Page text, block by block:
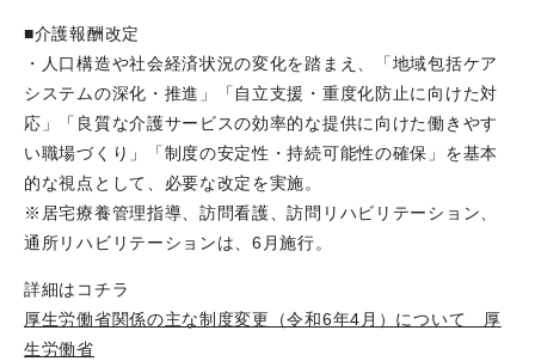
■介護報酬改定
・人口構造や社会経済状況の変化を踏まえ、「地域包括ケア
システムの深化・推進」「自立支援・重度化防止に向けた対
応」「良質な介護サービスの効率的な提供に向けた働きやす
い職場づくり」「制度の安定性・持続可能性の確保」を基本
的な視点として、必要な改定を実施。
※居宅療養管理指導、訪問看護、訪問リハビリテーション、
通所リハビリテーションは、6月施行。
詳細はコチラ
厚生労働省関係の主な制度変更（令和6年4月）について 厚
生労働省